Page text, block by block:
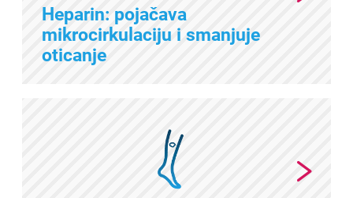
Heparin: pojačava
mikrocirkulaciju i smanjuje
oticanje